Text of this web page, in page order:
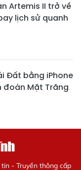
Artemis II trở về
lịch sử quanh
Đất bằng iPhone
đoàn Mặt Trăng
tin - Truyền thông cấp